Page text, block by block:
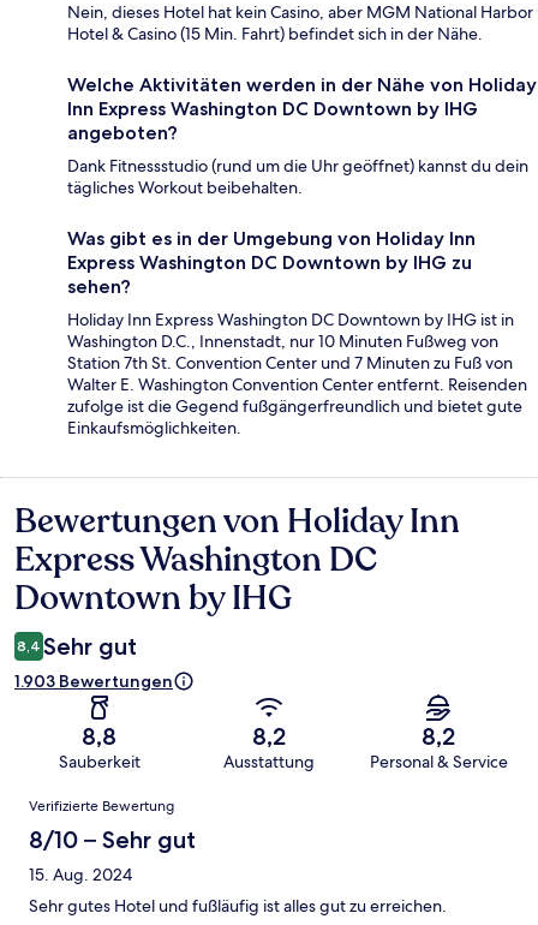
Nein, dieses Hotel hat kein Casino, aber MGM National Harbor
Hotel & Casino (15 Min. Fahrt) befindet sich in der Nähe.
Welche Aktivitäten werden in der Nähe von Holiday
Inn Express Washington DC Downtown by IHG
angeboten?
Dank Fitnessstudio (rund um die Uhr geöffnet) kannst du dein
tägliches Workout beibehalten.
Was gibt es in der Umgebung von Holiday Inn
Express Washington DC Downtown by IHG zu
sehen?
Holiday Inn Express Washington DC Downtown by IHG ist in
Washington D.C., Innenstadt, nur 10 Minuten Fußweg von
Station 7th St. Convention Center und 7 Minuten zu Fuß von
Walter E. Washington Convention Center entfernt. Reisenden
zufolge ist die Gegend fußgängerfreundlich und bietet gute
Einkaufsmöglichkeiten.
Bewertungen
Bewertungen von Holiday Inn
Express Washington DC
Downtown by IHG
8,4 Sehr gut
1.903 Bewertungen
8,8
Sauberkeit
8,2
Ausstattung
8,2
Personal & Service
Bewertungen
Verifizierte Bewertung
8/10 – Sehr gut
15. Aug. 2024
Sehr gutes Hotel und fußläufig ist alles gut zu erreichen.